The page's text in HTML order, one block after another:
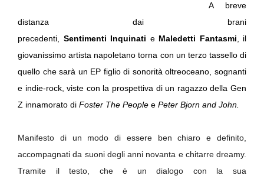
A breve
distanza dai brani
precedenti, Sentimenti Inquinati e Maledetti Fantasmi , il
giovanissimo artista napoletano torna con un terzo tassello di
quello che sarà un EP figlio di sonorità oltreoceano, sognanti
e indie-rock, viste con la prospettiva di un ragazzo della Gen
Z innamorato di Foster The People e Peter Bjorn and John.
Manifesto di un modo di essere ben chiaro e definito,
accompagnati da suoni degli anni novanta e chitarre dreamy.
Tramite il testo, che è un dialogo con la sua